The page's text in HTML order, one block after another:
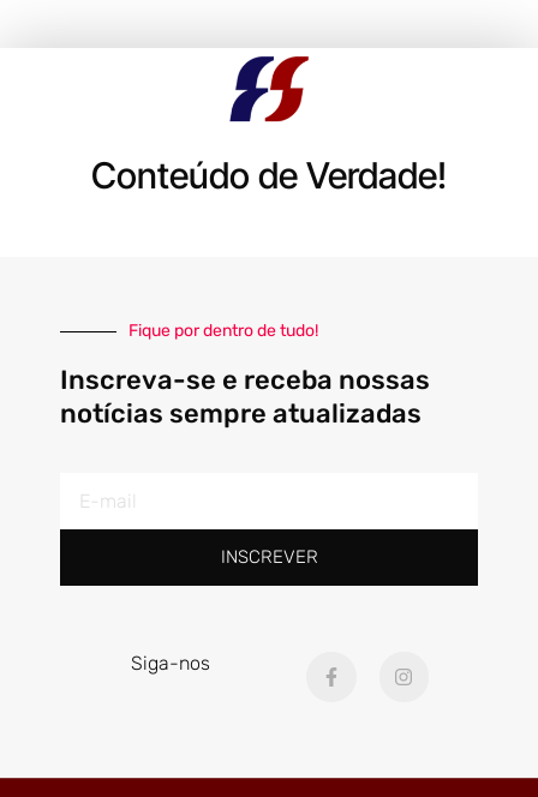
Conteúdo de Verdade!
Fique por dentro de tudo!
Inscreva-se e receba nossas
notícias sempre atualizadas
mail
INSCREVER
Siga-nos
a
o
n
r